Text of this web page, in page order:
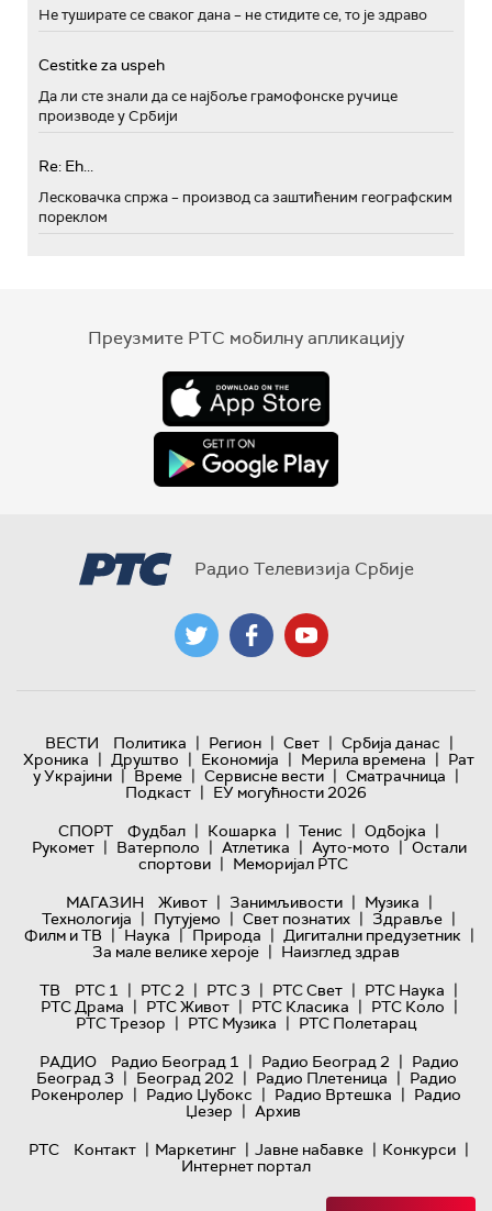
Не туширате се сваког дана – не стидите се, то је здраво
Cestitke za uspeh
Да ли сте знали да се најбоље грамофонске ручице
производе у Србији
Re: Eh...
Лесковачка спржа – производ са заштићеним географским
пореклом
Преузмите РТС мобилну апликацију
Радио Телевизија Србије
ВЕСТИ Политика | Регион | Свет | Србија данас |
Хроника | Друштво | Економија | Мерила времена | Рат
у Украјини | Време | Сервисне вести | Сматрачница |
Подкаст | ЕУ могућности 2026
СПОРТ
Фудбал | Кошарка | Тенис | Одбојка |
Рукомет | Ватерполо | Атлетика | Ауто-мото | Остали
спортови | Меморијал РТС
МАГАЗИН
Живот | Занимљивости | Музика |
Технологијa | Путујемо | Свет познатих | Здравље |
Филм и ТВ | Наука | Природа | Дигитални предузетник |
За мале велике хероје | Наизглед здрав
ТВ
РТС 1 | РТС 2 | РТС 3 | РТС Свет | РТС Наука |
РТС Драма | РТС Живот | РТС Класика | РТС Коло |
РТС Трезор | РТС Музика | РТС Полетарац
РАДИО
Радио Београд 1 | Радио Београд 2 | Радио
Београд 3 | Београд 202 | Радио Плетеница | Радио
Рокенролер | Радио Џубокс | Радио Вртешка | Радио
Џезер | Архив
РТС
Контакт | Маркетинг | Јавне набавке | Конкурси |
Интернет портал